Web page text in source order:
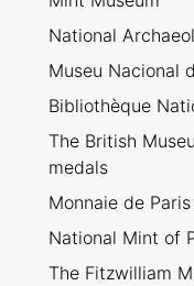
National
Museu Nacional
Bibliothèque
The British
medals
Monnaie de Paris
National Mint of
The Fitzwilliam